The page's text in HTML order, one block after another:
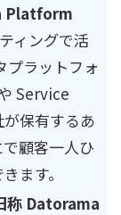
Platform
ィングで活
プラットフォ
Service
保有するあ
顧客一人ひ
ます。
Datorama